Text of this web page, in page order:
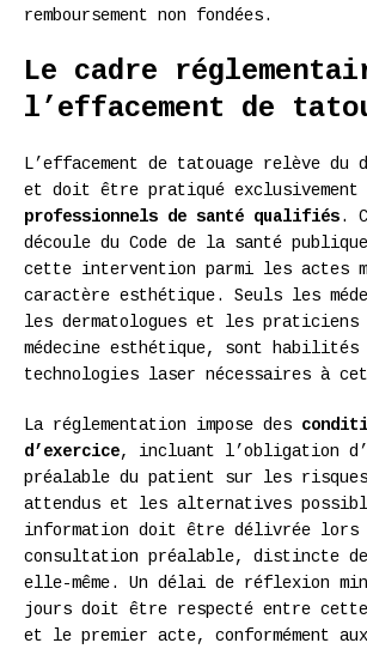
remboursement non fondées.
Le cadre
l’effacement de
L’effacement de tatouage relève du
et doit être pratiqué exclusivement
professionnels de santé qualifiés.
découle du Code de la santé
cette intervention parmi les actes
caractère esthétique. Seuls les
les dermatologues et les praticiens
médecine esthétique, sont
technologies laser nécessaires à
La réglementation impose des
d’exercice, incluant l’obligation
préalable du patient sur les
attendus et les alternatives
information doit être délivrée lors
consultation préalable, distincte
elle-même. Un délai de réflexion
jours doit être respecté entre
et le premier acte, conformément